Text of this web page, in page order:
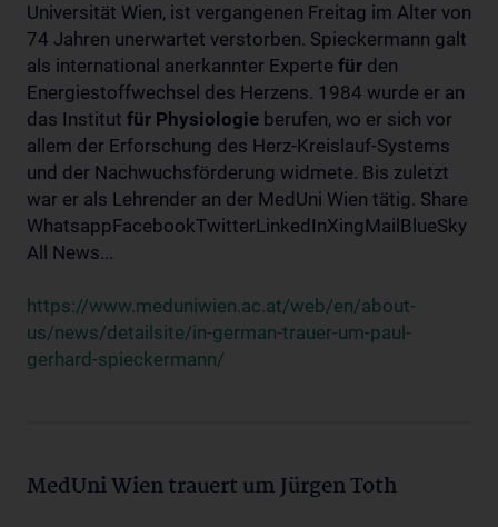
Universität Wien, ist vergangenen Freitag im Alter von
74 Jahren unerwartet verstorben. Spieckermann galt
als international anerkannter Experte für den
Energiestoffwechsel des Herzens. 1984 wurde er an
das Institut für Physiologie berufen, wo er sich vor
allem der Erforschung des Herz-Kreislauf-Systems
und der Nachwuchsförderung widmete. Bis zuletzt
war er als Lehrender an der MedUni Wien tätig. Share
WhatsappFacebookTwitterLinkedInXingMailBlueSky
All News...
https://www.meduniwien.ac.at/web/en/about-
us/news/detailsite/in-german-trauer-um-paul-
gerhard-spieckermann/
MedUni Wien trauert um Jürgen Toth